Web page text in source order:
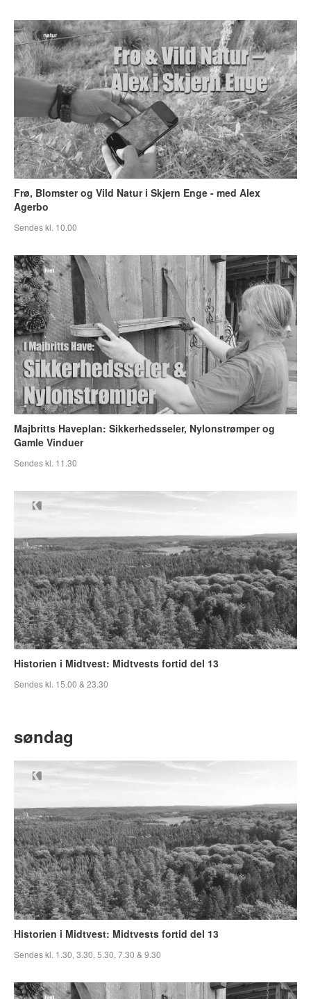
Frø, Blomster og Vild Natur i Skjern Enge - med Alex
Agerbo
Sendes kl. 10.00
Majbritts Haveplan: Sikkerhedsseler, Nylonstrømper og
Gamle Vinduer
Sendes kl. 11.30
Historien i Midtvest: Midtvests fortid del 13
Sendes kl. 15.00 & 23.30
søndag
Historien i Midtvest: Midtvests fortid del 13
Sendes kl. 1.30, 3.30, 5.30, 7.30 & 9.30